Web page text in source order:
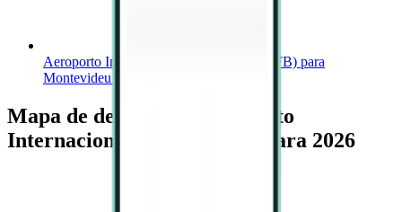
Aeroporto Internacional de Cabo Frio (CFB) para
Montevideu a partir de 459 €
Mapa de destinos de Aeroporto
Internacional de Cabo Frio para 2026